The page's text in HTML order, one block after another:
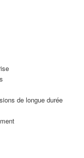
de longue durée